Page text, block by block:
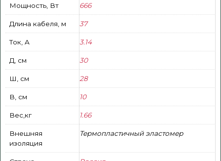
Мощность, Вт 666
Длина кабеля, м 37
Ток, A 3.14
Д, см 30
Ш, см 28
В, см 10
Вес,кг 1.66
Внешняя
изоляция
Термопластичный эластомер